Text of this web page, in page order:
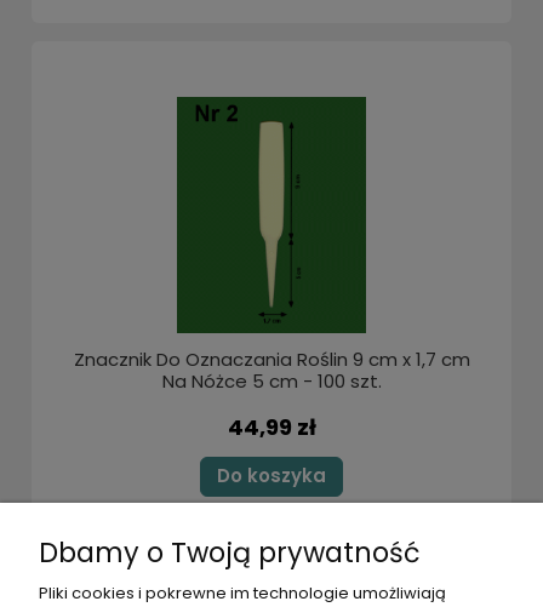
Znacznik Do Oznaczania Roślin 9 cm x 1,7 cm
Na Nóżce 5 cm - 100 szt.
44,99 zł
Do koszyka
POMOC
Dbamy o Twoją prywatność
Pliki cookies i pokrewne im technologie umożliwiają